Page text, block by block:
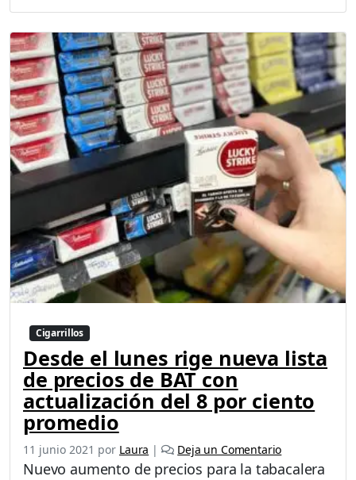
Cigarrillos
Desde el lunes rige nueva lista
de precios de BAT con
actualización del 8 por ciento
promedio
11 junio 2021 por Laura | Deja un Comentario
Nuevo aumento de precios para la tabacalera